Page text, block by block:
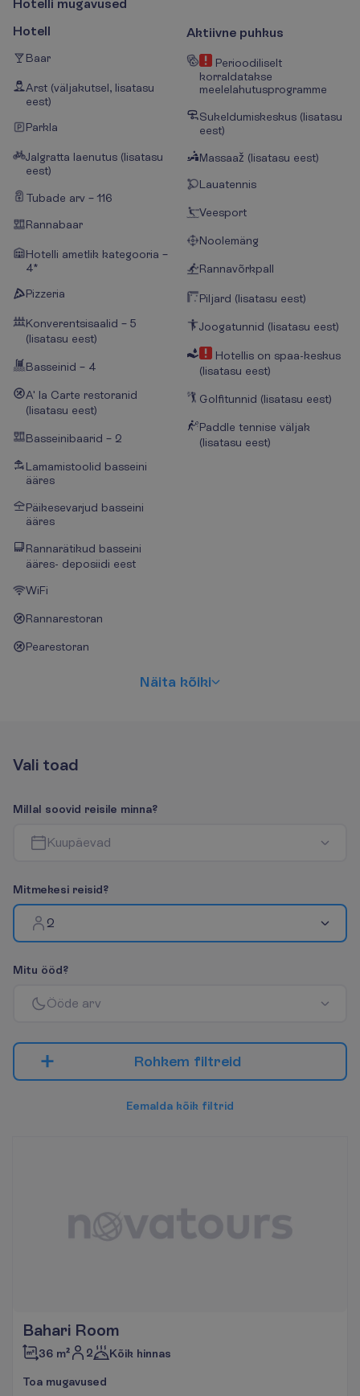
Hotelli mugavused
Hotell
Baar
Arst (väljakutsel, lisatasu
eest)
Parkla
Jalgratta laenutus (lisatasu
eest)
Tubade arv – 116
Rannabaar
Hotelli ametlik kategooria –
4*
Pizzeria
Konverentsisaalid – 5
(lisatasu eest)
Basseinid – 4
A' la Carte restoranid
(lisatasu eest)
Basseinibaarid – 2
Lamamistoolid basseini
ääres
Päikesevarjud basseini
ääres
Rannarätikud basseini
ääres- deposiidi eest
WiFi
Rannarestoran
Pearestoran
Aktiivne puhkus
Perioodiliselt
korraldatakse
meelelahutusprogramme
Sukeldumiskeskus (lisatasu
eest)
Massaaž (lisatasu eest)
Lauatennis
Veesport
Noolemäng
Rannavõrkpall
Piljard (lisatasu eest)
Joogatunnid (lisatasu eest)
Hotellis on spaa-keskus
(lisatasu eest)
Golfitunnid (lisatasu eest)
Paddle tennise väljak
(lisatasu eest)
Näita kõiki
Vali toad
Millal soovid reisile minna?
Kuupäevad
Mitmekesi reisid?
2
Mitu ööd?
Ööde arv
Rohkem filtreid
Eemalda kõik filtrid
Bahari Room
36 m² 2 Kõik hinnas
Toa mugavused